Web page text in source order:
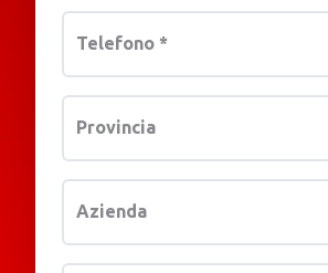
Telefono *
Provincia
Azienda